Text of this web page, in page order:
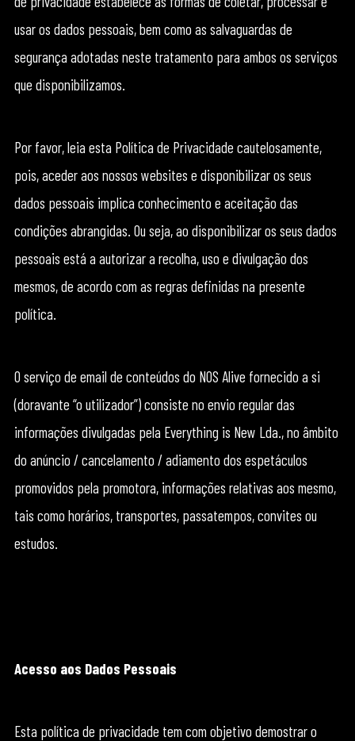
usar os dados pessoais, bem como as salvaguardas de
segurança adotadas neste tratamento para ambos os serviços
que disponibilizamos.
Por favor, leia esta Política de Privacidade cautelosamente,
pois, aceder aos nossos websites e disponibilizar os seus
dados pessoais implica conhecimento e aceitação das
condições abrangidas. Ou seja, ao disponibilizar os seus dados
pessoais está a autorizar a recolha, uso e divulgação dos
mesmos, de acordo com as regras definidas na presente
política.
O serviço de email de conteúdos do NOS Alive fornecido a si
(doravante “o utilizador”) consiste no envio regular das
informações divulgadas pela Everything is New Lda., no âmbito
do anúncio / cancelamento / adiamento dos espetáculos
promovidos pela promotora, informações relativas aos mesmo,
tais como horários, transportes, passatempos, convites ou
estudos.
Acesso aos Dados Pessoais
Esta política de privacidade tem com objetivo demostrar o